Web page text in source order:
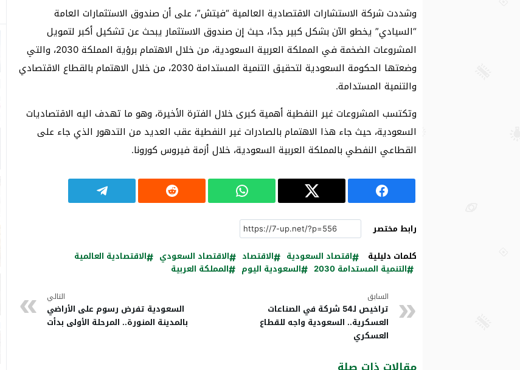
وشددت شركة الاستشارات الاقتصادية العالمية “فيتش”، على أن صندوق الاستثمارات العامة
“السيادي” يخطو الآن بشكل كبير جدًا، حيث إن صندوق الاستثمار يبحث عن تشكيل أكبر لتمويل
المشروعات الضخمة في المملكة العربية السعودية، من خلال الاهتمام برؤية المملكة 2030، والتي
وضعتها الحكومة السعودية لتحقيق التنمية المستدامة 2030، من خلال الاهتمام بالقطاع الاقتصادي
والتنمية المستدامة.
وتكتسب المشروعات غير النفطية أهمية كبرى خلال الفترة الأخيرة، وهو ما تهدف اليه الاقتصاديات
السعودية، حيث جاء هذا الاهتمام بالصادرات غير النفطية عقب العديد من التدهور الذي جاء على
القطاعي النفطي بالمملكة العربية السعودية، خلال أزمة فيروس كورونا.
رابط مختصر
كلمات دليلية
اقتصاد السعودية الاقتصاد الاقتصاد السعودي
الاقتصادية العالمية
التنمية المستدامة 2030
السعودية اليوم المملكة العربية
السابق
تراخيص لـ54 شركة في الصناعات
العسكرية.. السعودية واجه للقطاع
العسكري
التالي
السعودية تفرض رسوم على الأراضي
بالمدينة المنورة.. المرحلة الأولى بدأت